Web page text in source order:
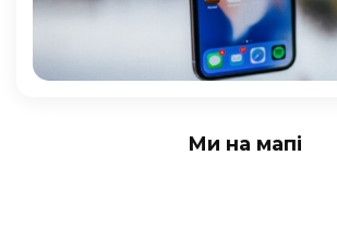
Ми на мапі